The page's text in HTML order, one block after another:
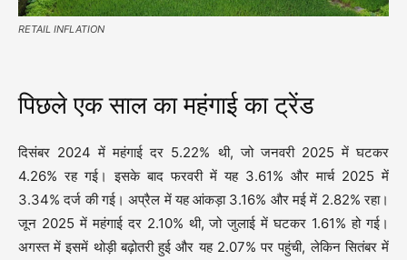
RETAIL INFLATION
पिछले एक साल का महंगाई का ट्रेंड
दिसंबर 2024 में महंगाई दर 5.22% थी, जो जनवरी 2025 में घटकर
4.26% रह गई। इसके बाद फरवरी में यह 3.61% और मार्च 2025 में
3.34% दर्ज की गई। अप्रैल में यह आंकड़ा 3.16% और मई में 2.82% रहा।
जून 2025 में महंगाई दर 2.10% थी, जो जुलाई में घटकर 1.61% हो गई।
अगस्त में इसमें थोड़ी बढ़ोतरी हुई और यह 2.07% पर पहुंची, लेकिन सितंबर में